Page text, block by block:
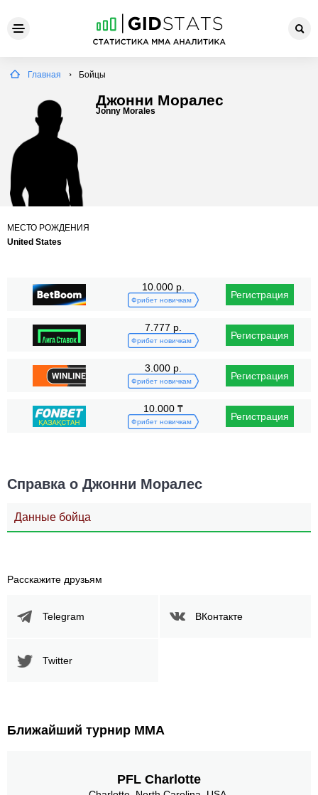
Главная Бойцы
Джонни Моралес
Jonny Morales
МЕСТО РОЖДЕНИЯ
United States
10.000 р.
Фрибет новичкам Регистрация
7.777 р.
Фрибет новичкам Регистрация
3.000 р.
Фрибет новичкам Регистрация
10.000 ₸
Фрибет новичкам Регистрация
Справка о Джонни Моралес
Данные бойца
Расскажите друзьям
Telegram ВКонтакте
Twitter
Ближайший турнир ММА
PFL Charlotte